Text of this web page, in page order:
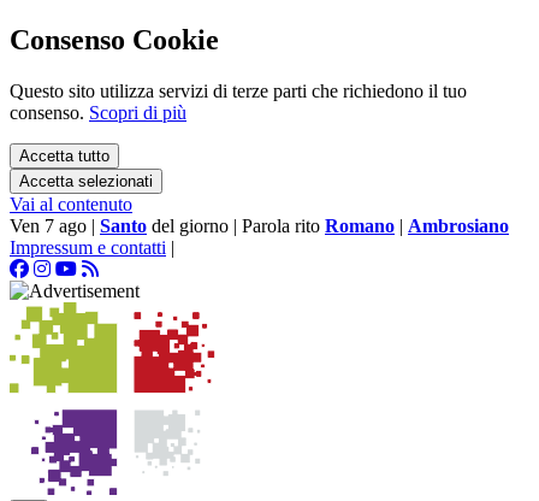
Consenso Cookie
Questo sito utilizza servizi di terze parti che richiedono il tuo
consenso. Scopri di più
Accetta tutto
Accetta selezionati
Vai al contenuto
Ven 7 ago | Santo del giorno | Parola rito Romano | Ambrosiano
Impressum e contatti |